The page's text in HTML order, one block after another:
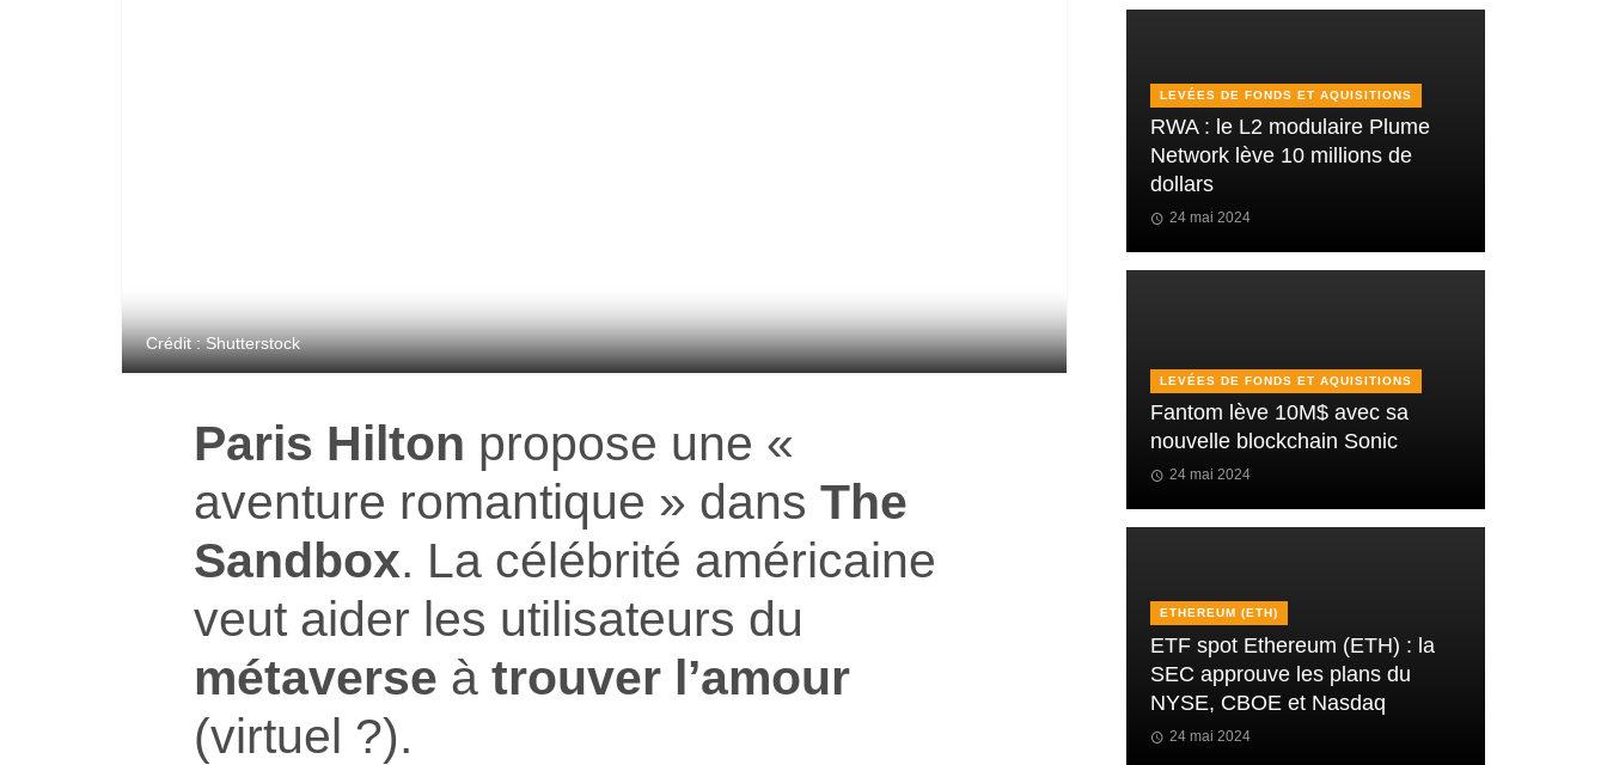
Crédit : Shutterstock
Paris Hilton propose une «
aventure romantique » dans The
Sandbox. La célébrité américaine
veut aider les utilisateurs du
métaverse à trouver l’amour
(virtuel ?).
LEVÉES DE FONDS ET AQUISITIONS
RWA : le L2 modulaire Plume
Network lève 10 millions de
dollars
24 mai 2024
LEVÉES DE FONDS ET AQUISITIONS
Fantom lève 10M$ avec sa
nouvelle blockchain Sonic
24 mai 2024
ETHEREUM (ETH)
ETF spot Ethereum (ETH) : la
SEC approuve les plans du
NYSE, CBOE et Nasdaq
24 mai 2024